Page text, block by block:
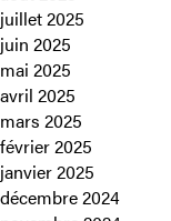
juillet 2025
juin 2025
mai 2025
avril 2025
mars 2025
février 2025
janvier 2025
décembre 2024